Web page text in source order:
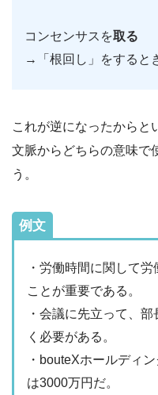
コンセンサスを取る
→「根回し」をすると
これが逆になったからと
文脈からどちらの意味で
う。
例文
・労働時間に関して労
ことが重要である。
・会議に先立って、部
く必要がある。
・bouteXホールディ
は3000万円だ。